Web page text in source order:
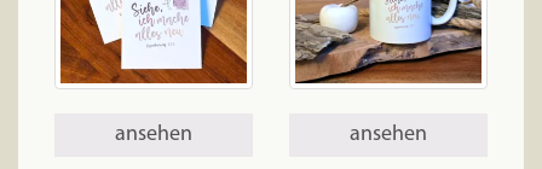
ansehen ansehen